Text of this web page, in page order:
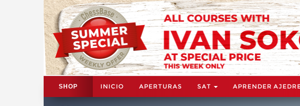
SHOP INICIO APERTURAS SAT APRENDER